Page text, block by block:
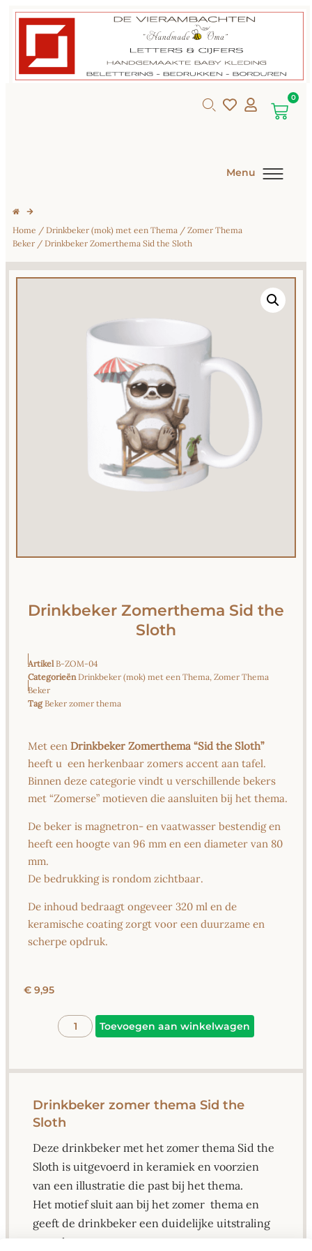
0
Menu
Home / Drinkbeker (mok) met een Thema / Zomer Thema
Beker / Drinkbeker Zomerthema Sid the Sloth
Drinkbeker Zomerthema Sid the
Sloth
Artikel B-ZOM-04
Categorieën Drinkbeker (mok) met een Thema Zomer Thema
Beker
Tag Beker zomer thema
Met een Drinkbeker Zomerthema “Sid the Sloth”
heeft u een herkenbaar zomers accent aan tafel.
Binnen deze categorie vindt u verschillende bekers
met “Zomerse” motieven die aansluiten bij het thema.
De beker is magnetron- en vaatwasser bestendig en
heeft een hoogte van 96 mm en een diameter van 80
mm.
De bedrukking is rondom zichtbaar.
De inhoud bedraagt ongeveer 320 ml en de
keramische coating zorgt voor een duurzame en
scherpe opdruk.
€ 9,95
Toevoegen aan winkelwagen
Drinkbeker zomer thema Sid the
Sloth
Deze drinkbeker met het zomer thema Sid the
Sloth is uitgevoerd in keramiek en voorzien
van een illustratie die past bij het thema.
Het motief sluit aan bij het zomer thema en
geeft de drinkbeker een duidelijke uitstraling
voor de zomer